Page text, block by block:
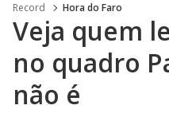
Record Hora do Faro
Veja quem
no quadro
não é